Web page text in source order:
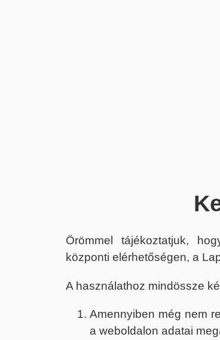
Örömmel tájékoztatjuk,
központi elérhetőségen, a
A használathoz mindössze
Amennyiben még nem
a weboldalon adatai